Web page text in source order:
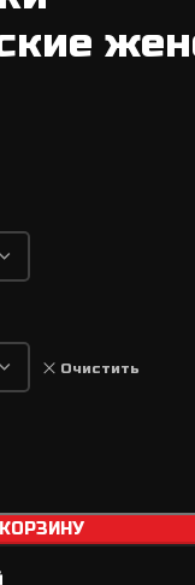
Велосипедные
Велосипедные
Задний
Ремкомплект для
тормозов
Очистить